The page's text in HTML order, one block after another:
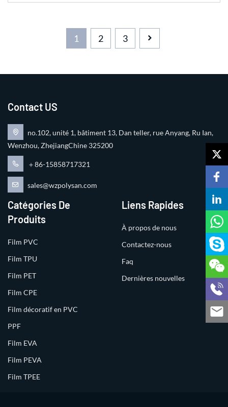
1 2 3
Contact US
no.102, unité 1, bâtiment 13, Dan teller, rue Anyang, Ru Ian,
Wenzhou, ZhejiangChine 325200
＋86-15858717321
sales@wzpolysan.com
Catégories De
Produits
Film PVC
Film TPU
Film PET
Film CPE
Film décoratif en PVC
PPF
Film EVA
Film PEVA
Film TPEE
Liens Rapides
À propos de nous
Contactez-nous
Faq
Dernières nouvelles